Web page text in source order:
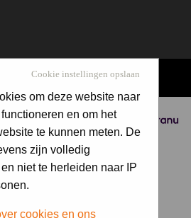
Sponsored by
Cookie instellingen opslaan
om deze website naar
en om het
te kunnen meten. De
zijn volledig
niet te herleiden naar IP
cookies en ons
16:41